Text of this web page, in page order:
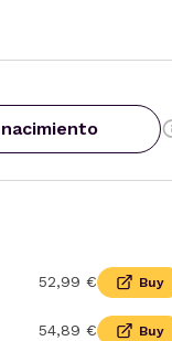
52,99 € Buy
54,89 € Buy